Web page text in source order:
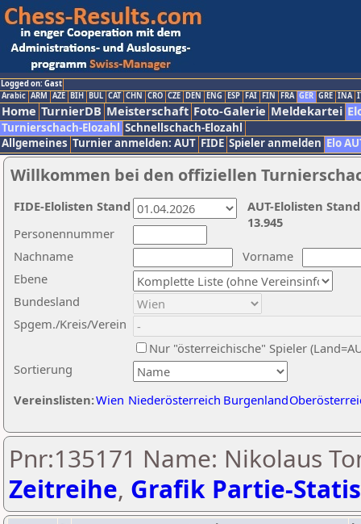
Logged on: Gast
Arabic ARM AZE BIH BUL CAT CHN CRO CZE DEN ENG ESP FAI FIN FRA GER GRE INA
Home TurnierDB Meisterschaft Foto-Galerie Meldekartei
Turnierschach-Elozahl Schnellschach-Elozahl
Allgemeines Turnier anmelden: AUT FIDE Spieler anmelden Elo
Willkommen bei den offiziellen
Nachname
Vorname
Ebene
Sortierung
Personennummer
Bundesland
Spgem./Kreis/Verein
Nur "österreichische" Spieler
Vereinslisten:Wien Niederösterreich Burgenland
AUT-Elolisten
13.945
FIDE-Elolisten Stand
Pnr:135171 Name: Nikolaus
Zeitreihe, Grafik Partie-